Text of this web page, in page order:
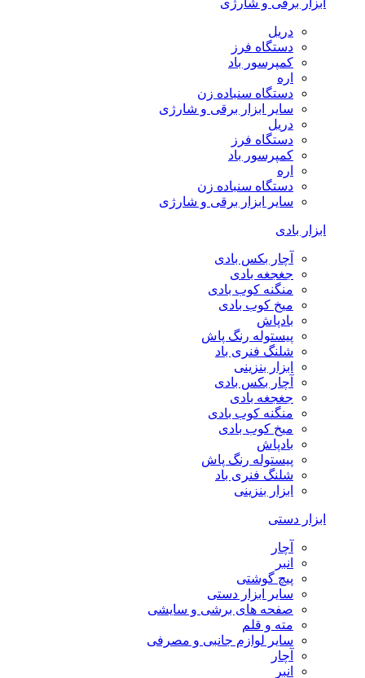
ابزار برقی و شارژی
دریل
دستگاه فرز
کمپرسور باد
اره
دستگاه سنباده زن
سایر ابزار برقی و شارژی
دریل
دستگاه فرز
کمپرسور باد
اره
دستگاه سنباده زن
سایر ابزار برقی و شارژی
ابزار بادی
آچار بکس بادی
جغجغه بادی
منگنه کوب بادی
میخ کوب بادی
بادپاش
پیستوله رنگ پاش
شلنگ فنری باد
ابزار بنزینی
آچار بکس بادی
جغجغه بادی
منگنه کوب بادی
میخ کوب بادی
بادپاش
پیستوله رنگ پاش
شلنگ فنری باد
ابزار بنزینی
ابزار دستی
آچار
انبر
پیچ گوشتی
سایر ابزار دستی
صفحه های برشی و سایشی
مته و قلم
سایر لوازم جانبی و مصرفی
آچار
انبر